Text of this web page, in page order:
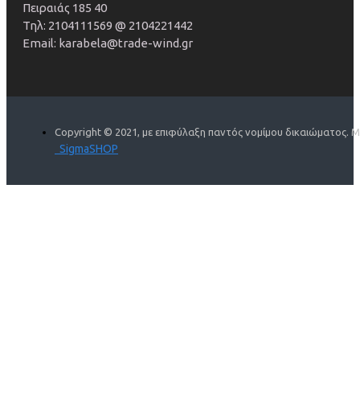
Πειραιάς 185 40
Τηλ: 2104111569 @ 2104221442
Email: karabela@trade-wind.gr
Copyright © 2021, με επιφύλαξη παντός νομίμου δικαιώματος.
SigmaSHOP